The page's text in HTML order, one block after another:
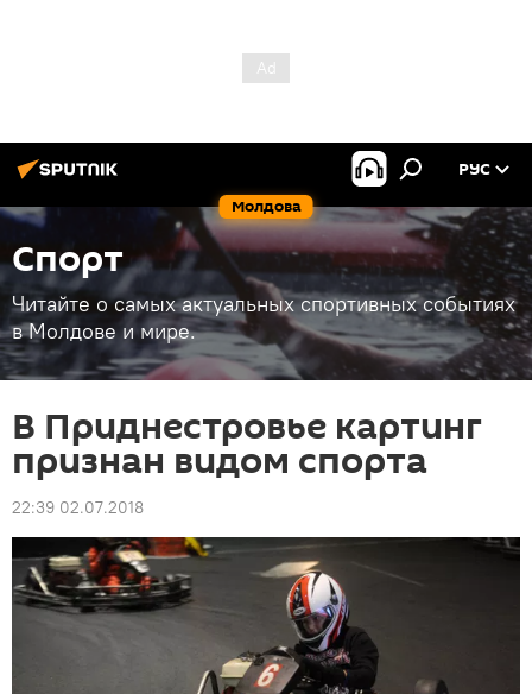
Молдова
РУС
Спорт
Читайте о самых актуальных спортивных событиях
в Молдове и мире.
В Приднестровье картинг
признан видом спорта
22:39 02.07.2018